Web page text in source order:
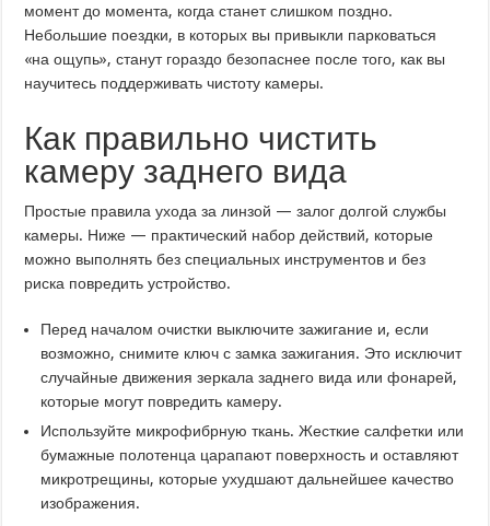
момент до момента, когда станет слишком поздно.
Небольшие поездки, в которых вы привыкли парковаться
«на ощупь», станут гораздо безопаснее после того, как вы
научитесь поддерживать чистоту камеры.
Как правильно чистить
камеру заднего вида
Простые правила ухода за линзой — залог долгой службы
камеры. Ниже — практический набор действий, которые
можно выполнять без специальных инструментов и без
риска повредить устройство.
Перед началом очистки выключите зажигание и, если
возможно, снимите ключ с замка зажигания. Это исключит
случайные движения зеркала заднего вида или фонарей,
которые могут повредить камеру.
Используйте микрофибрную ткань. Жесткие салфетки или
бумажные полотенца царапают поверхность и оставляют
микротрещины, которые ухудшают дальнейшее качество
изображения.